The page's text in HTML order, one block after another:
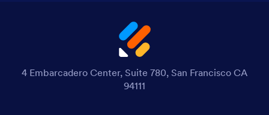
4 Embarcadero Center, Suite 780, San Francisco CA
94111